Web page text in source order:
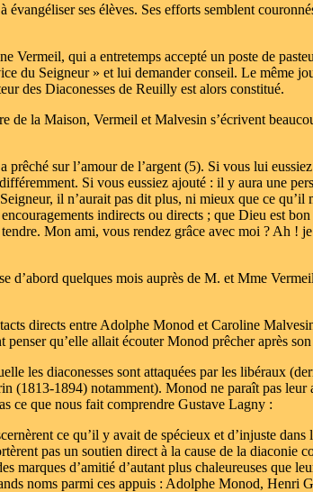
évangéliser ses élèves. Ses efforts semblent
Vermeil, qui a entretemps accepté un poste de
du Seigneur » et lui demander conseil. Le même
des Diaconesses de Reuilly est alors constitué.
de la Maison, Vermeil et Malvesin s’écrivent
sur l’amour de l’argent (5). Si vous lui
Si vous eussiez ajouté : il y aura une
il n’aurait pas dit plus, ni mieux que ce qu’il
indirects ou directs ; que Dieu est
Mon ami, vous rendez grâce avec moi ? Ah !
d’abord quelques mois auprès de M. et Mme
directs entre Adolphe Monod et Caroline
qu’elle allait écouter Monod prêcher après
les diaconesses sont attaquées par les libéraux
(1813-1894) notamment). Monod ne paraît pas
ce que nous fait comprendre Gustave Lagny :
ce qu’il y avait de spécieux et d’injuste
pas un soutien direct à la cause de la diaconie
marques d’amitié d’autant plus chaleureuses que
noms parmi ces appuis : Adolphe Monod, Henri